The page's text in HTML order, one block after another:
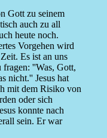
Gott zu seinem
auch zu all
heute noch.
Vorgehen wird
Es ist an uns
fragen: ''Was, Gott,
nicht.'' Jesus hat
mit dem Risiko von
oder sich
konnte nach
sein. Er war